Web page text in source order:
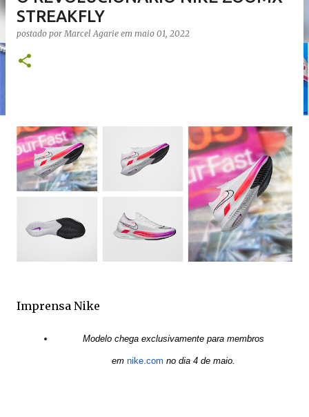
STREAKFLY
postado porMarcel Agarie em maio 01, 2022
Imprensa Nike
Modelo chega exclusivamente para membros
em nike.com no dia 4 de maio.